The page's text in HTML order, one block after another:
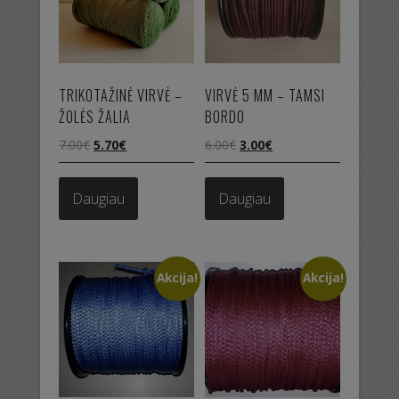
TRIKOTAŽINĖ VIRVĖ –
ŽOLĖS ŽALIA
7.00€ Original
price
7.00€.
5.70€
price
Daugiau
VIRVĖ 5 MM – TAMSI
BORDO
6.00€ Original
price
6.00€.
3.00€
price
Daugiau
Akcija! Akcija!